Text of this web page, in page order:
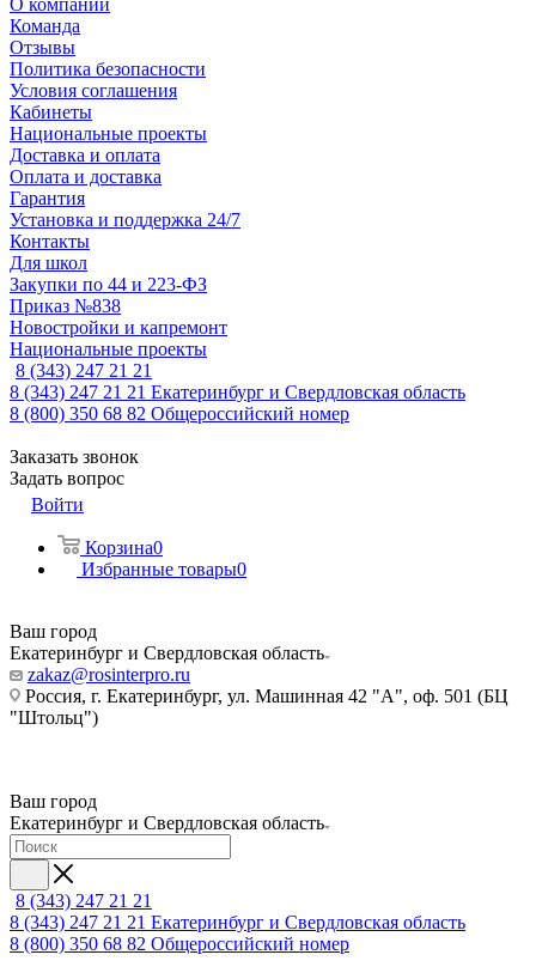
О компании
Команда
Отзывы
Политика безопасности
Условия соглашения
Кабинеты
Национальные проекты
Доставка и оплата
Оплата и доставка
Гарантия
Установка и поддержка 24/7
Контакты
Для школ
Закупки по 44 и 223-ФЗ
Приказ №838
Новостройки и капремонт
Национальные проекты
8 (343) 247 21 21
8 (343) 247 21 21 Екатеринбург и Свердловская область
8 (800) 350 68 82 Общероссийский номер
Заказать звонок
Задать вопрос
Войти
Корзина0
Избранные товары0
Ваш город
Екатеринбург и Свердловская область
zakaz@rosinterpro.ru
Россия, г. Екатеринбург, ул. Машинная 42 "А", оф. 501 (БЦ
"Штольц")
Ваш город
Екатеринбург и Свердловская область
8 (343) 247 21 21
8 (343) 247 21 21 Екатеринбург и Свердловская область
8 (800) 350 68 82 Общероссийский номер